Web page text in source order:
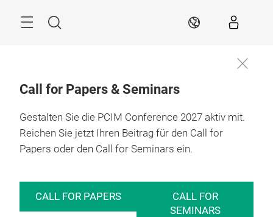
Suche DE
Call for Papers & Seminars
Gestalten Sie die PCIM Conference 2027 aktiv mit.
Reichen Sie jetzt Ihren Beitrag für den Call for
Papers oder den Call for Seminars ein.
CALL FOR PAPERS
CALL FOR
SEMINARS